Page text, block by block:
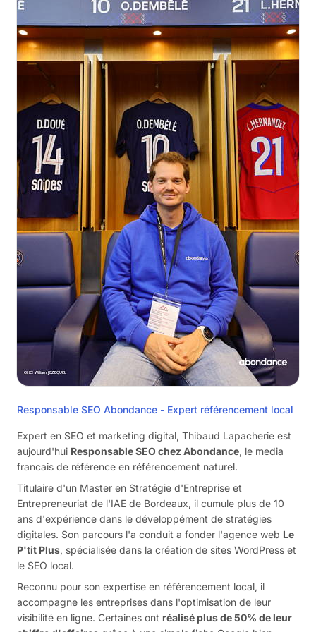
GMB. Et partie commercila pour apprendre à
vendre ce services aux entreprise.Mecnun."
Becerik M.
"Peut-être faire découvrir plus d'outils (logiciels,
extensions?) et parler des plateformes
spécialisées dans le SEO local (Partoo, etc.) et
de leur intérêt."
RE Roux E.
décembre 2025
"Bonjour,j'ai une question concernant
faire des campagnes d?avis de plusieurs
manières (appel, Sms, Mail, QR code sur rapport
d?intervention), malheureusement nous n?avons
pas énormément de retour...auriez vous des
pistes?je vous remercie et bonne journée"
VM Vey M.
août 2025
Responsable SEO Abondance - Expert référencement local
Expert en SEO et marketing digital, Thibaud Lapacherie est
aujourd'hui Responsable SEO chez Abondance, le media
francais de référence en référencement naturel.
Titulaire d'un Master en Stratégie d'Entreprise et
Entrepreneuriat de l'IAE de Bordeaux, il cumule plus de 10
ans d'expérience dans le développément de stratégies
digitales. Son parcours l'a conduit a fonder l'agence web Le
P'tit Plus, spécialisée dans la création de sites WordPress et
le SEO local.
Reconnu pour son expertise en référencement local, il
accompagne les entreprises dans l'optimisation de leur
visibilité en ligne. Certaines ont réalisé plus de 50% de leur